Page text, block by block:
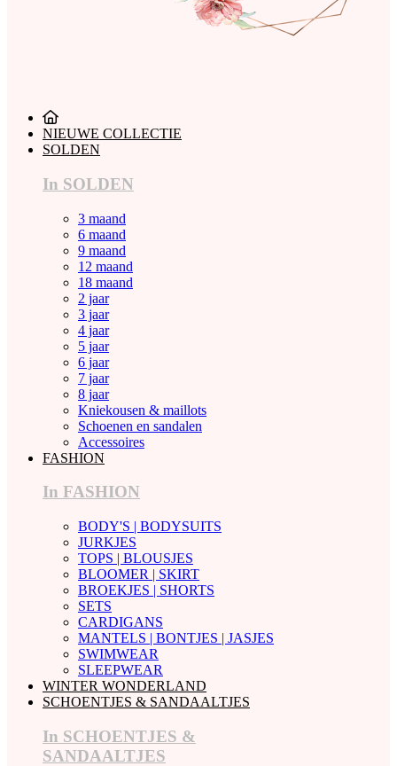
NIEUWE COLLECTIE
SOLDEN
In SOLDEN
3 maand
6 maand
9 maand
12 maand
18 maand
2 jaar
3 jaar
4 jaar
5 jaar
6 jaar
7 jaar
8 jaar
Kniekousen & maillots
Schoenen en sandalen
Accessoires
FASHION
In FASHION
BODY'S | BODYSUITS
JURKJES
TOPS | BLOUSJES
BLOOMER | SKIRT
BROEKJES | SHORTS
SETS
CARDIGANS
MANTELS | BONTJES | JASJES
SWIMWEAR
SLEEPWEAR
WINTER WONDERLAND
SCHOENTJES & SANDAALTJES
In SCHOENTJES &
SANDAALTJES